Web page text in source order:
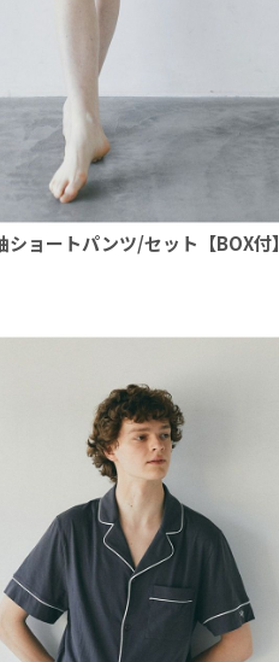
ョートパンツ/セット【BOX付】